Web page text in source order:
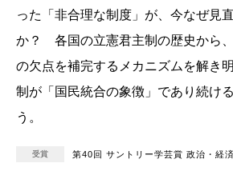
った「非合理な制度」が、今なぜ見
か？ 各国の立憲君主制の歴史から
の欠点を補完するメカニズムを解き
制が「国民統合の象徴」であり続け
う。
受賞 第40回 サントリー学芸賞 政治・経